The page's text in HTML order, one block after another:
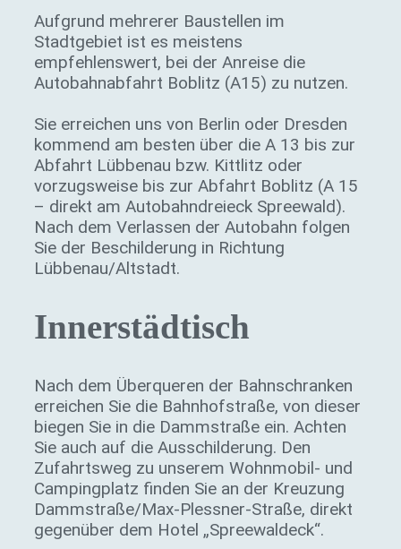
Aufgrund mehrerer Baustellen im
Stadtgebiet ist es meistens
empfehlenswert, bei der Anreise die
Autobahnabfahrt Boblitz (A15) zu nutzen.
Sie erreichen uns von Berlin oder Dresden
kommend am besten über die A 13 bis zur
Abfahrt Lübbenau bzw. Kittlitz oder
vorzugsweise bis zur Abfahrt Boblitz (A 15
– direkt am Autobahndreieck Spreewald).
Nach dem Verlassen der Autobahn folgen
Sie der Beschilderung in Richtung
Lübbenau/Altstadt.
Innerstädtisch
Nach dem Überqueren der Bahnschranken
erreichen Sie die Bahnhofstraße, von dieser
biegen Sie in die Dammstraße ein. Achten
Sie auch auf die Ausschilderung. Den
Zufahrtsweg zu unserem Wohnmobil- und
Campingplatz finden Sie an der Kreuzung
Dammstraße/Max-Plessner-Straße, direkt
gegenüber dem Hotel „Spreewaldeck“.